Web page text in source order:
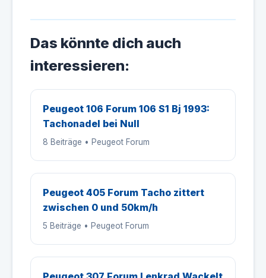
Das könnte dich auch
interessieren:
Peugeot 106 Forum 106 S1 Bj 1993:
Tachonadel bei Null
8 Beiträge • Peugeot Forum
Peugeot 405 Forum Tacho zittert
zwischen 0 und 50km/h
5 Beiträge • Peugeot Forum